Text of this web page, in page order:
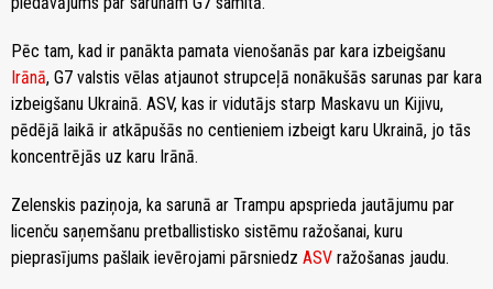
Pēc tam, kad ir panākta pamata vienošanās par kara izbeigšanu
Irānā, G7 valstis vēlas atjaunot strupceļā nonākušās sarunas par kara
izbeigšanu Ukrainā. ASV, kas ir vidutājs starp Maskavu un Kijivu,
pēdējā laikā ir atkāpušās no centieniem izbeigt karu Ukrainā, jo tās
koncentrējās uz karu Irānā.
Zelenskis paziņoja, ka sarunā ar Trampu apsprieda jautājumu par
licenču saņemšanu pretballistisko sistēmu ražošanai, kuru
pieprasījums pašlaik ievērojami pārsniedz ASV ražošanas jaudu.